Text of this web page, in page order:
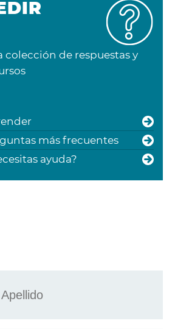
colección de respuestas y
más frecuentes
ayuda?